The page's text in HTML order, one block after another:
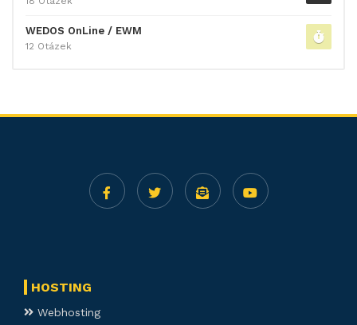
WEDOS OnLine / EWM
12 Otázek
HOSTING
Webhosting